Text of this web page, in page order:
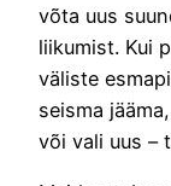
võta uus
liikumist. Kui
väliste
seisma
või vali uus –